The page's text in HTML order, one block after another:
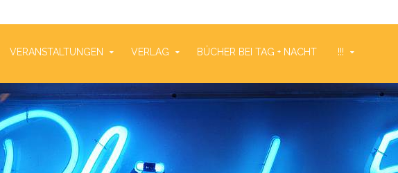
VERANSTALTUNGEN VERLAG BÜCHER BEI TAG + NACHT !!!